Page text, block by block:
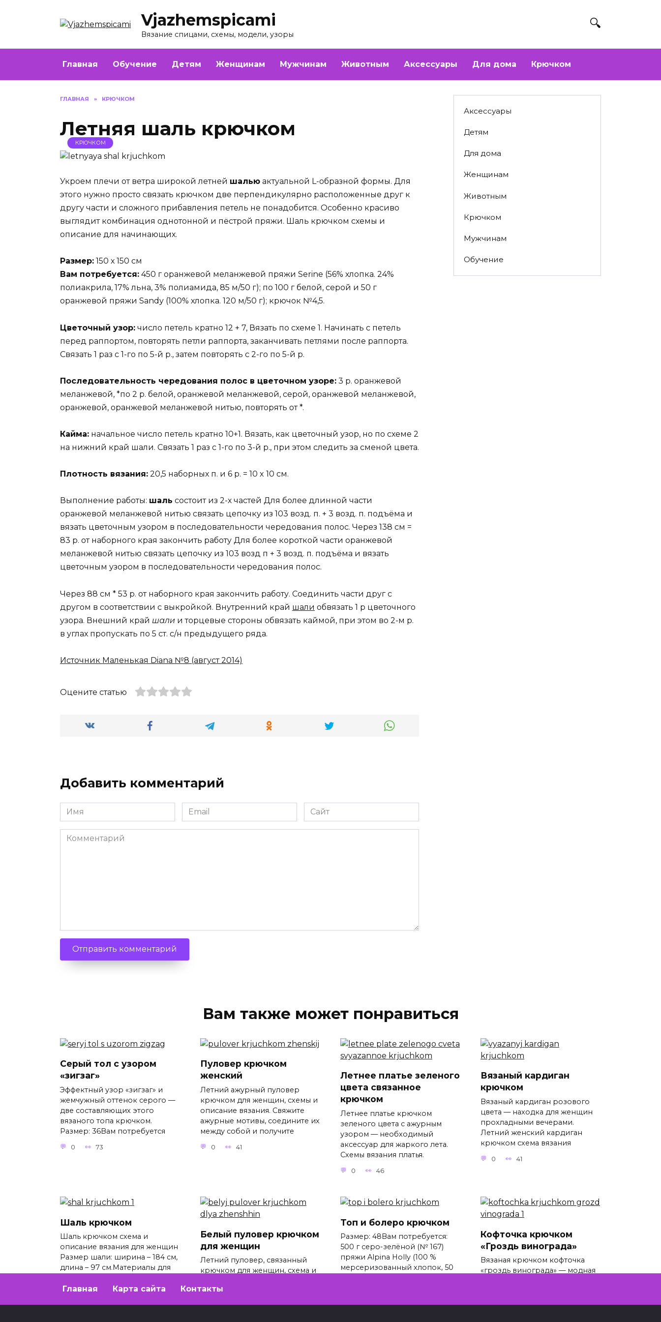
Vjazhemspicami
Вязание спицами, схемы, модели, узоры
Главная Обучение Детям Женщинам Мужчинам Животным Аксессуары Для дома Крючком
ГЛАВНАЯ » КРЮЧКОМ
Летняя шаль крючком
КРЮЧКОМ
Укроем плечи от ветра широкой летней шалью актуальной L-образной формы. Для
этого нужно просто связать крючком две перпендикулярно расположенные друг к
другу части и сложного прибавления петель не понадобится. Особенно красиво
выглядит комбинация однотонной и пёстрой пряжи. Шаль крючком схемы и
описание для начинающих.
Размер: 150 х 150 см
Вам потребуется: 450 г оранжевой меланжевой пряжи Serine (56% хлопка. 24%
полиакрила, 17% льна, 3% полиамида, 85 м/50 г); по 100 г белой, серой и 50 г
оранжевой пряжи Sandy (100% хлопка. 120 м/50 г); крючок №4,5.
Цветочный узор: число петель кратно 12 + 7, Вязать по схеме 1. Начинать с петель
перед раппортом, повторять петли раппорта, заканчивать петлями после раппорта.
Связать 1 раз с 1-го по 5-й р., затем повторять с 2-го по 5-й р.
Последовательность чередования полос в цветочном узоре: 3 р. оранжевой
меланжевой, *по 2 р. белой, оранжевой меланжевой, серой, оранжевой меланжевой,
оранжевой, оранжевой меланжевой нитью, повторять от *.
Кайма: начальное число петель кратно 10+1. Вязать, как цветочный узор, но по схеме 2
на нижний край шали. Связать 1 раз с 1-го по 3-й р., при этом следить за сменой цвета.
Плотность вязания: 20,5 наборных п. и 6 р. = 10 x 10 см.
Выполнение работы: шаль состоит из 2-х частей Для более длинной части
оранжевой меланжевой нитью связать цепочку из 103 возд. п. + 3 возд. п. подъёма и
вязать цветочным узором в последовательности чередования полос. Через 138 см =
83 р. от наборного края закончить работу Для более короткой части оранжевой
меланжевой нитью связать цепочку из 103 возд п + 3 возд. п. подъёма и вязать
цветочным узором в последовательности чередования полос.
Через 88 см * 53 р. от наборного края закончить работу. Соединить части друг с
другом в соответствии с выкройкой. Внутренний край шали обвязать 1 р цветочного
узора. Внешний край шали и торцевые стороны обвязать каймой, при этом во 2-м р.
в углах пропускать по 5 ст. с/н предыдущего ряда.
Источник Маленькая Diana №8 (август 2014)
Оцените статью
Добавить комментарий
Имя Email Сайт
Комментарий
Аксессуары
Детям
Для дома
Женщинам
Животным
Крючком
Мужчинам
Обучение
Вам также может понравиться
Серый тол с узором
«зигзаг»
Эффектный узор «зигзаг» и
жемчужный оттенок серого —
две составляющих этого
вязаного топа крючком.
Размер: 36Вам потребуется
0 73
Пуловер крючком
женский
Летний ажурный пуловер
крючком для женщин, схемы и
описание вязания. Свяжите
ажурные мотивы, соедините их
между собой и получите
0 41
Летнее платье зеленого
цвета связанное
крючком
Летнее платье крючком
зеленого цвета с ажурным
узором — необходимый
аксессуар для жаркого лета.
Схемы вязания платья.
0 46
Вязаный кардиган
крючком
Вязаный кардиган розового
цвета — находка для женщин
прохладными вечерами.
Летний женский кардиган
крючком схема вязания
0 41
Шаль крючком
Шаль крючком схема и
описание вязания для женщин
Размер шали: ширина – 184 см,
длина – 97 см.Материалы для
0 446
Белый пуловер крючком
для женщин
Летний пуловер, связанный
крючком для женщин, схема и
2015 года. Размеры: 36 (40)Вам
Топ и болеро крючком
Размер: 48Вам потребуется:
500 г серо-зелёной (№ 167)
пряжи Alpina Holly (100 %
мерсеризованный хлопок, 50
Кофточка крючком
«Гроздь винограда»
Вязаная крючком кофточка
«гроздь винограда» — модная
Главная Карта сайта Контакты